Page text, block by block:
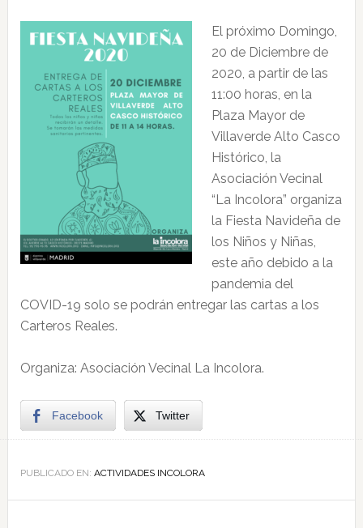
El próximo Domingo,
20 de Diciembre de
2020, a partir de las
11:00 horas, en la
Plaza Mayor de
Villaverde Alto Casco
Histórico, la
Asociación Vecinal
“La Incolora” organiza
la Fiesta Navideña de
los Niños y Niñas,
este año debido a la
pandemia del
COVID-19 solo se podrán entregar las cartas a los
Carteros Reales.
Organiza: Asociación Vecinal La Incolora.
Facebook Twitter
PUBLICADO EN: ACTIVIDADES INCOLORA